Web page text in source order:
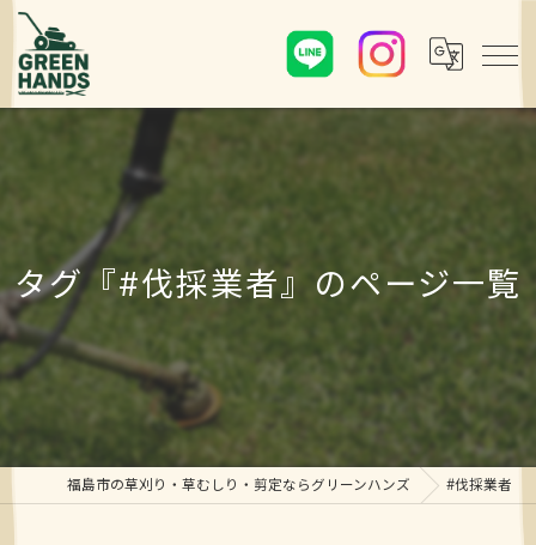
タグ『#伐採業者』のページ一覧
福島市の草刈り・草むしり・剪定ならグリーンハンズ #伐採業者